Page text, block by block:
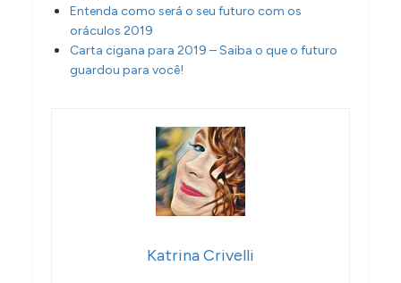
Entenda como será o seu futuro com os
oráculos 2019
Carta cigana para 2019 – Saiba o que o futuro
guardou para você!
Katrina Crivelli